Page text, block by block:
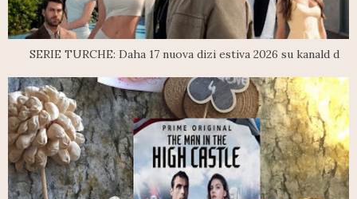
SERIE TURCHE: Daha 17 nuova dizi estiva 2026 su kanald d